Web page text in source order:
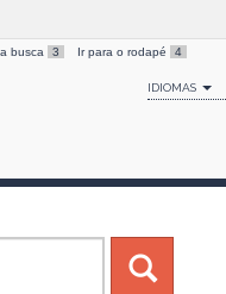
busca 3 Ir para o rodapé 4
IDIOMAS